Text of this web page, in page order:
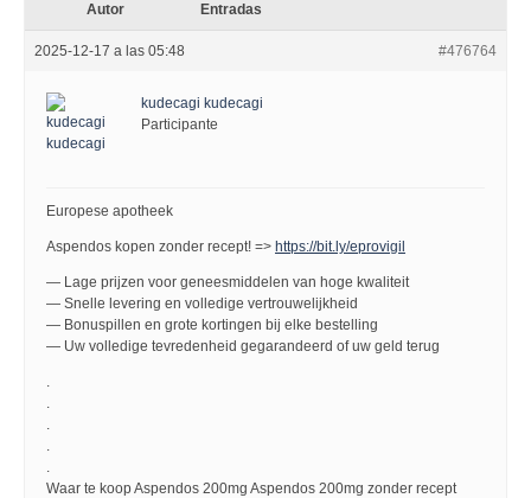
Autor Entradas
2025-12-17 a las 05:48 #476764
kudecagi kudecagi
Participante
Europese apotheek
Aspendos kopen zonder recept! => https://bit.ly/eprovigil
— Lage prijzen voor geneesmiddelen van hoge kwaliteit
— Snelle levering en volledige vertrouwelijkheid
— Bonuspillen en grote kortingen bij elke bestelling
— Uw volledige tevredenheid gegarandeerd of uw geld terug
.
.
.
.
.
Waar te koop Aspendos 200mg Aspendos 200mg zonder recept